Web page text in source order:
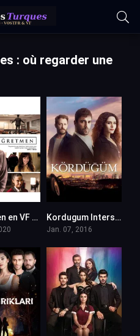
: où regarder une
Ogretmen en VF (Voix Francaise) Kordugum Intersection VOSTFR
Jan. 07, 2016